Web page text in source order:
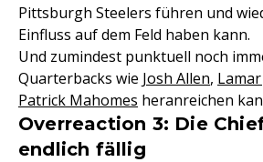
Pittsburgh Steelers führen und
Einfluss auf dem Feld haben kann.
Und zumindest punktuell noch
Quarterbacks wie Josh Allen,
Patrick Mahomes heranreichen
Overreaction 3: Die
endlich fällig